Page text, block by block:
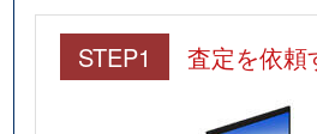
STEP1 査定を依頼